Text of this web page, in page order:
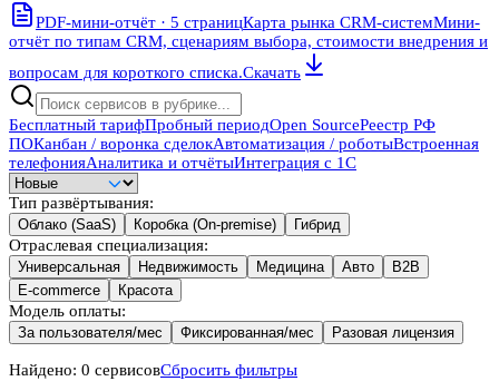
PDF-мини-отчёт · 5 страницКарта рынка CRM-системМини-
отчёт по типам CRM, сценариям выбора, стоимости внедрения и
вопросам для короткого списка.Скачать
Бесплатный тарифПробный периодOpen SourceРеестр РФ
ПОКанбан / воронка сделокАвтоматизация / роботыВстроенная
телефонияАналитика и отчётыИнтеграция с 1С
Тип развёртывания:
Облако (SaaS) Коробка (On-premise) Гибрид
Отраслевая специализация:
Универсальная Недвижимость Медицина Авто
B2B
E-commerce
Красота
Модель оплаты:
За пользователя/мес Фиксированная/мес Разовая лицензия
Найдено: 0 сервисовСбросить фильтры